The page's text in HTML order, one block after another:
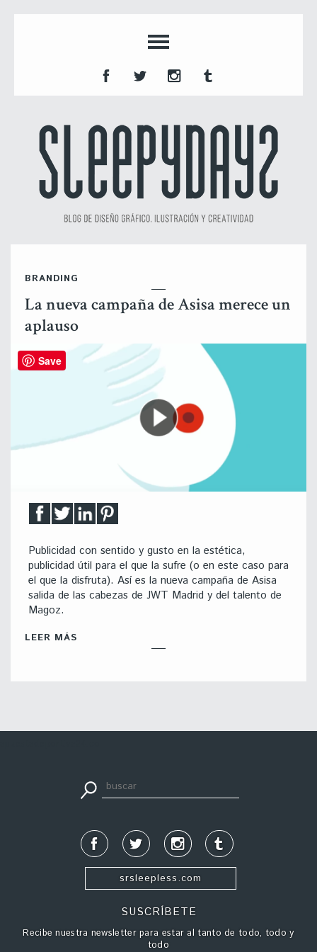
BRANDING
La nueva campaña de Asisa merece un
aplauso
Publicidad con sentido y gusto en la estética,
publicidad útil para el que la sufre (o en este caso para
el que la disfruta). Así es la nueva campaña de Asisa
salida de las cabezas de JWT Madrid y del talento de
Magoz.
LEER MÁS
srsleepless.com
SUSCRÍBETE
Recibe nuestra newsletter para estar al tanto de todo, todo y
todo
Save